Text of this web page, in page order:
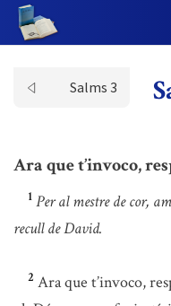
Salms 3
Ara que t’invoco,
1 Per al mestre de cor,
recull de David.
2 Ara que t’invoco,